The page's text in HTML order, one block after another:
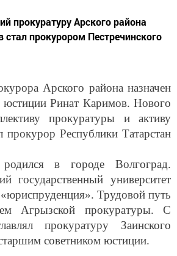
прокуратуру Арского района
прокурором Пестречинского
Арского района назначен
юстиции Ринат Каримов. Нового
прокуратуры и активу
прокурор Республики Татарстан
в городе Волгоград.
государственный университет
Трудовой путь
Агрызской прокуратуры. С
прокуратуру Заинского
советником юстиции.